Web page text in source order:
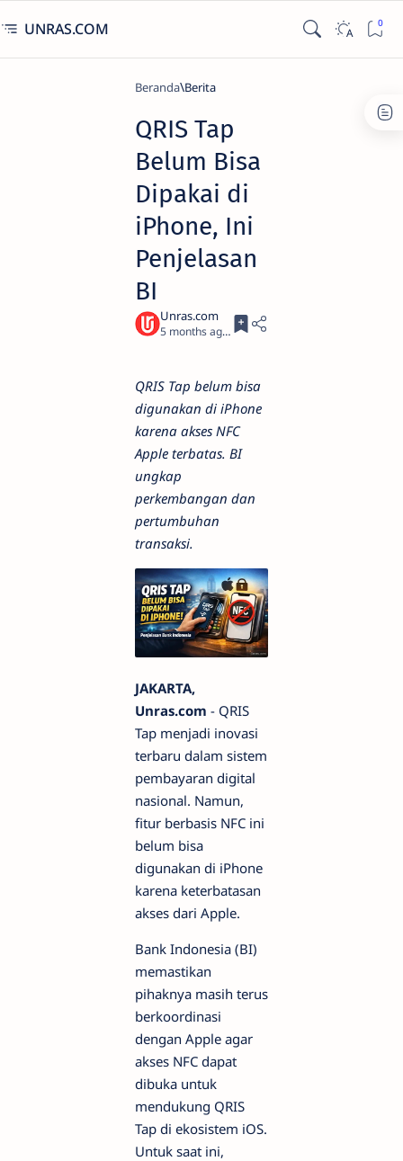
UNRAS.COM
Beranda Berita
QRIS Tap
Belum Bisa
Dipakai di
iPhone, Ini
Penjelasan
BI
5 months ago 4
QRIS Tap belum bisa
digunakan di iPhone
karena akses NFC
Apple terbatas. BI
ungkap
perkembangan dan
pertumbuhan
transaksi.
JAKARTA,
Unras.com - QRIS
Tap menjadi inovasi
terbaru dalam sistem
pembayaran digital
nasional. Namun,
fitur berbasis NFC ini
belum bisa
digunakan di iPhone
karena keterbatasan
akses dari Apple.
Bank Indonesia (BI)
memastikan
pihaknya masih terus
berkoordinasi
dengan Apple agar
akses NFC dapat
dibuka untuk
mendukung QRIS
Tap di ekosistem iOS.
Untuk saat ini,